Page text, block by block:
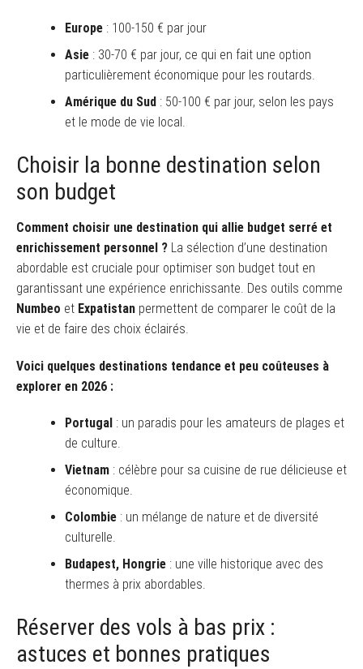
Europe : 100-150 € par jour
Asie : 30-70 € par jour, ce qui en fait une option
particulièrement économique pour les routards.
Amérique du Sud : 50-100 € par jour, selon les pays
et le mode de vie local.
Choisir la bonne destination selon
son budget
Comment choisir une destination qui allie budget serré et
enrichissement personnel ? La sélection d’une destination
abordable est cruciale pour optimiser son budget tout en
garantissant une expérience enrichissante. Des outils comme
Numbeo et Expatistan permettent de comparer le coût de la
vie et de faire des choix éclairés.
Voici quelques destinations tendance et peu coûteuses à
explorer en 2026 :
Portugal : un paradis pour les amateurs de plages et
de culture.
Vietnam : célèbre pour sa cuisine de rue délicieuse et
économique.
Colombie : un mélange de nature et de diversité
culturelle.
Budapest, Hongrie : une ville historique avec des
thermes à prix abordables.
Réserver des vols à bas prix :
astuces et bonnes pratiques